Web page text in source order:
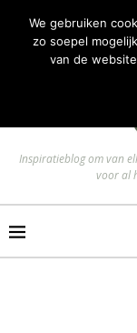
Inspiratieblog om van
voor al
We gebruiken
zo soepel
van de